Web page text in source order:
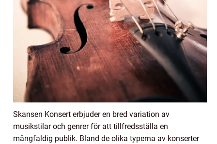
Skansen Konsert erbjuder en bred variation av
musikstilar och genrer för att tillfredsställa en
mångfaldig publik. Bland de olika typerna av konserter